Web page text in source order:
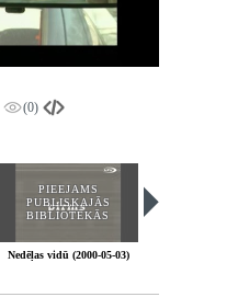
(0)
PIEEJAMS
PUBLISKAJĀS
BIBLIOTĒKĀS
Nedēļas vidū (2000-05-03)